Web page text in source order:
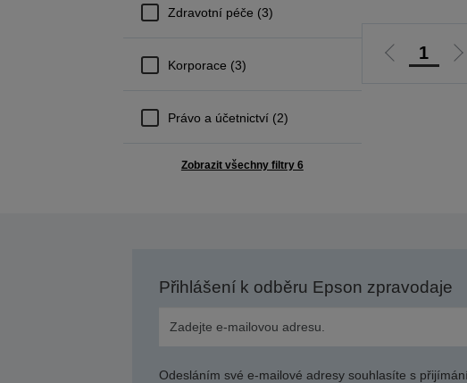
Zdravotní péče (3)
Korporace (3)
Právo a účetnictví (2)
Zobrazit všechny filtry 6
Jít
1
Jít
Přihlášení k odběru Epson zpravodaje
Odesláním své e-mailové adresy souhlasíte s